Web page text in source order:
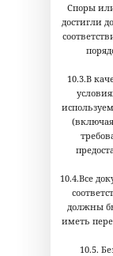
Споры
достигли
10.3.В
10.4.Все
должны
иметь
10.5.